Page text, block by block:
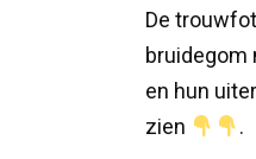
De
bruidegom
en hun
zien
.